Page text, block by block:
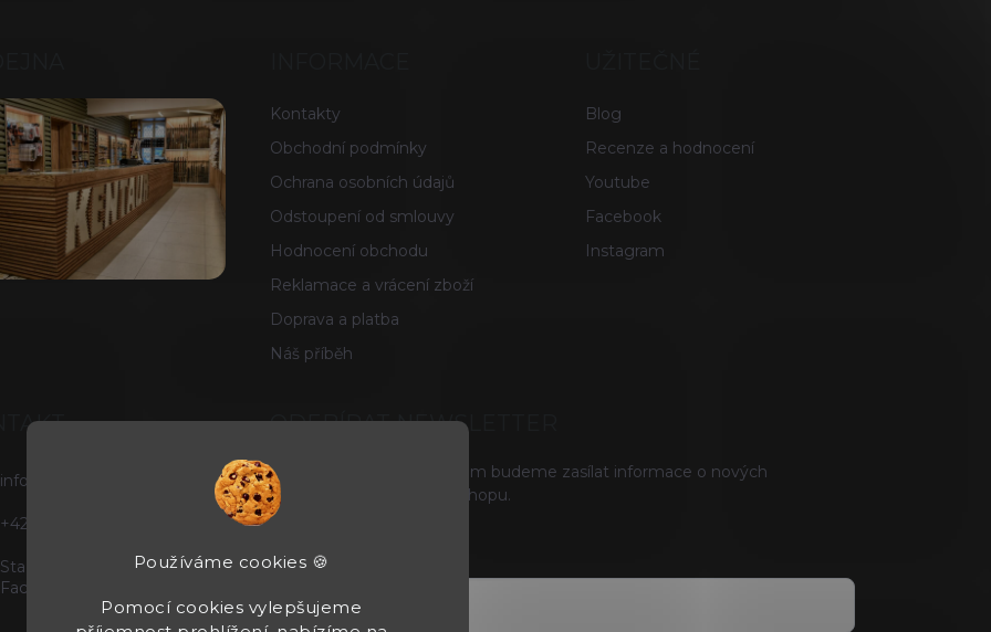
Používáme cookies 🍪
Pomocí cookies vylepšujeme
Kontakty
Obchodní podmínky
Ochrana osobních údajů
Odstoupení od smlouvy
Hodnocení obchodu
Reklamace a vrácení zboží
Doprava a platba
Náš příběh
Blog
Recenze a hodnocení
Youtube
Facebook
Instagram
info
+420725729739
Staňte se našimi fanoušky na
Facebooku
ODEBÍRAT NEWSLETTER
Vložte svůj e-mail a my vám budeme zasílat informace o nových
produktech na našem e-shopu.
E-MAIL